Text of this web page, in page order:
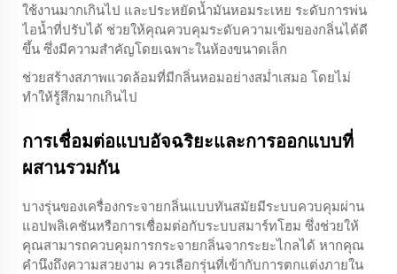
ใช้งานมากเกินไป และประหยัดน้ำมันหอมระเหย ระดับการพ่น
ไอน้ำที่ปรับได้ ช่วยให้คุณควบคุมระดับความเข้มของกลิ่นได้ดี
ขึ้น ซึ่งมีความสำคัญโดยเฉพาะในห้องขนาดเล็ก
ช่วยสร้างสภาพแวดล้อมที่มีกลิ่นหอมอย่างสม่ำเสมอ โดยไม่
ทำให้รู้สึกมากเกินไป
การเชื่อมต่อแบบอัจฉริยะและการออกแบบที่
ผสานรวมกัน
บางรุ่นของเครื่องกระจายกลิ่นแบบทันสมัยมีระบบควบคุมผ่าน
แอปพลิเคชันหรือการเชื่อมต่อกับระบบสมาร์ทโฮม ซึ่งช่วยให้
คุณสามารถควบคุมการกระจายกลิ่นจากระยะไกลได้ หากคุณ
คำนึงถึงความสวยงาม ควรเลือกรุ่นที่เข้ากับการตกแต่งภายใน